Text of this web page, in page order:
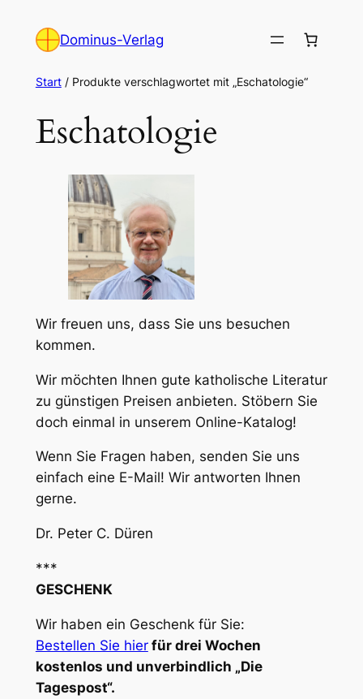
Inhalt
Dominus-Verlag
Start/ Produkte verschlagwortet mit „Eschatologie“
Eschatologie
Wir freuen uns, dass Sie uns besuchen
kommen.
Wir möchten Ihnen gute katholische Literatur
zu günstigen Preisen anbieten. Stöbern Sie
doch einmal in unserem Online-Katalog!
Wenn Sie Fragen haben, senden Sie uns
einfach eine E-Mail! Wir antworten Ihnen
gerne.
Dr. Peter C. Düren
***
GESCHENK
Wir haben ein Geschenk für Sie:
Bestellen Sie hier für drei Wochen
kostenlos und unverbindlich „Die
Tagespost“.